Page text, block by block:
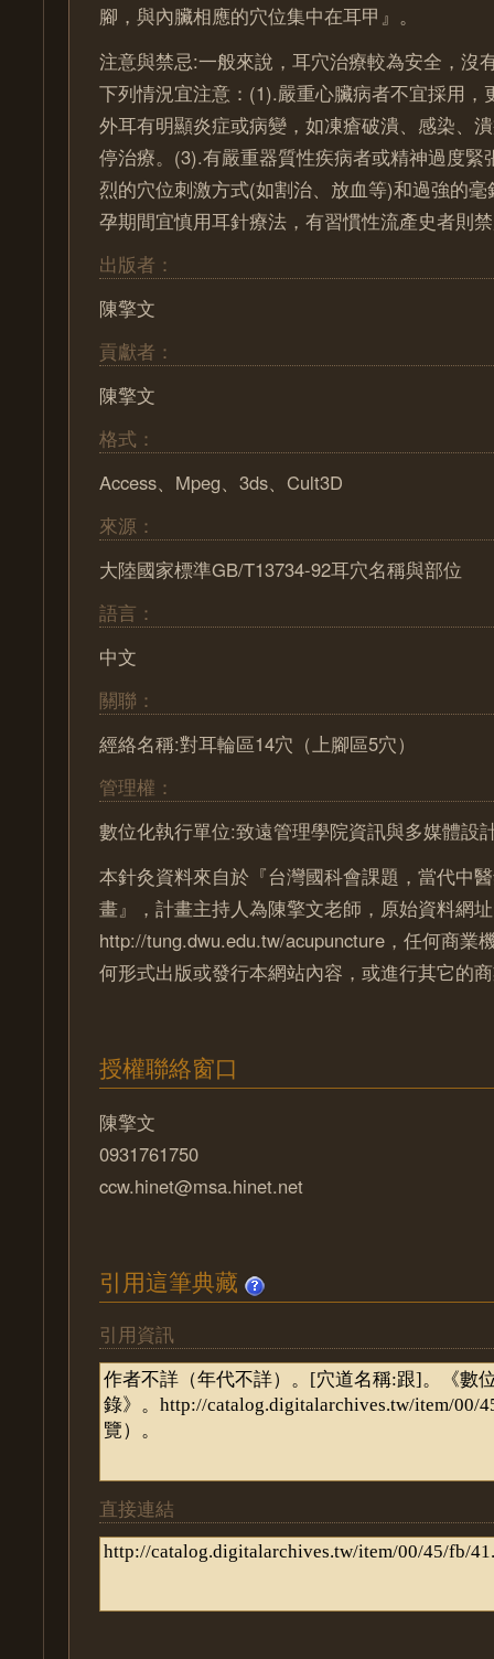
腳，與內臟相應的穴位集中在耳甲』。
注意與禁忌:一般來說，耳穴治療較為安全，沒
下列情況宜注意：(1).嚴重心臟病者不宜採用，
外耳有明顯炎症或病變，如凍瘡破潰、感染、
停治療。(3).有嚴重器質性疾病者或精神過度緊
烈的穴位刺激方式(如割治、放血等)和過強的
孕期間宜慎用耳針療法，有習慣性流產史者則
出版者：
陳擎文
貢獻者：
陳擎文
格式：
Access、Mpeg、3ds、Cult3D
來源：
大陸國家標準GB/T13734-92耳穴名稱與部位
語言：
中文
關聯：
經絡名稱:對耳輪區14穴（上腳區5穴）
管理權：
數位化執行單位:致遠管理學院資訊與多媒體設
本針灸資料來自於『台灣國科會課題，當代中
畫』，計畫主持人為陳擎文老師，原始資料網
http://tung.dwu.edu.tw/acupuncture，任何商業
何形式出版或發行本網站內容，或進行其它的
授權聯絡窗口
陳擎文
0931761750
ccw.hinet@msa.hinet.net
引用這筆典藏
引用資訊
直接連結